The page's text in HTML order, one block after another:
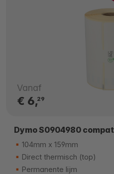
Vanaf
€ 6,29
Dymo S0904980
104mm x 159mm
Direct thermisch (top)
Permanente lijm